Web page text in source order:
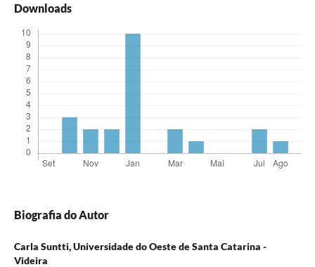
Downloads
Biografia do Autor
Carla Suntti,Universidade do Oeste de Santa Catarina -
Videira